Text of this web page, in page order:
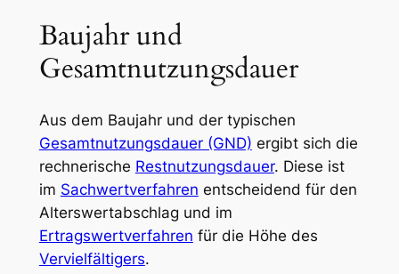
Baujahr und
Gesamtnutzungsdauer
Aus dem Baujahr und der typischen
Gesamtnutzungsdauer (GND) ergibt sich die
rechnerische Restnutzungsdauer. Diese ist
im Sachwertverfahren entscheidend für den
Alterswertabschlag und im
Ertragswertverfahren für die Höhe des
Vervielfältigers.